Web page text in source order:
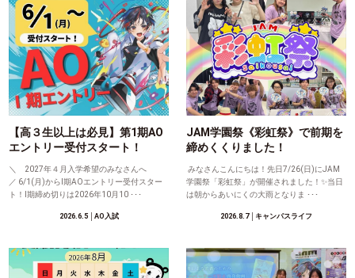
【高３生以上は必見】第1期AO
エントリー受付スタート！
＼ 2027年４月入学希望のみなさんへ
／ 6/1(月)からⅠ期AOエントリー受付スター
ト！Ⅰ期締め切りは2026年10月10 ･･･
2026.6.5│AO入試
JAM学園祭《彩虹祭》で前期を
締めくくりました！
みなさんこんにちは！先日7/26(日)にJAM
学園祭「彩虹祭」が開催されました！✨当日
は朝からあいにくの大雨となりま ･･･
2026.8.7│キャンパスライフ